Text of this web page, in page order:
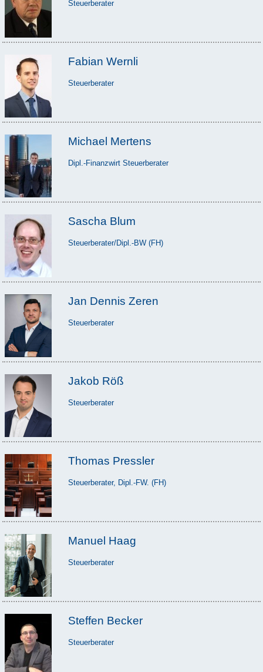
Steuerberater
Fabian Wernli
Steuerberater
Michael Mertens
Dipl.-Finanzwirt Steuerberater
Sascha Blum
Steuerberater/Dipl.-BW (FH)
Jan Dennis Zeren
Steuerberater
Jakob Röß
Steuerberater
Thomas Pressler
Steuerberater, Dipl.-FW. (FH)
Manuel Haag
Steuerberater
Steffen Becker
Steuerberater